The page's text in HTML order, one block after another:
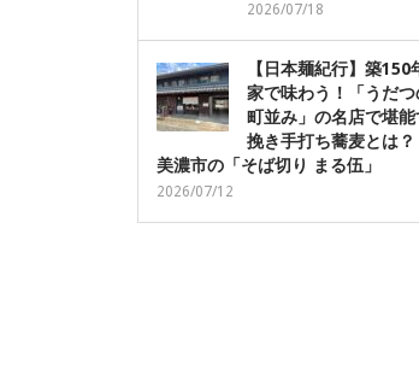
2026/07/18
【日本麺紀行】築150
家で味わう！「うだつ
町並み」の名店で堪能
挽き手打ち蕎麦とは
美濃市の「そば切り まる伍」
2026/07/12